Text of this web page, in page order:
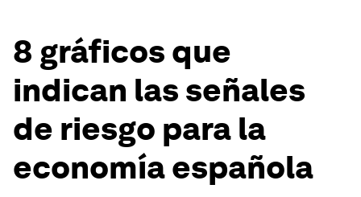
8 gráficos que
indican las señales
de riesgo para la
economía española